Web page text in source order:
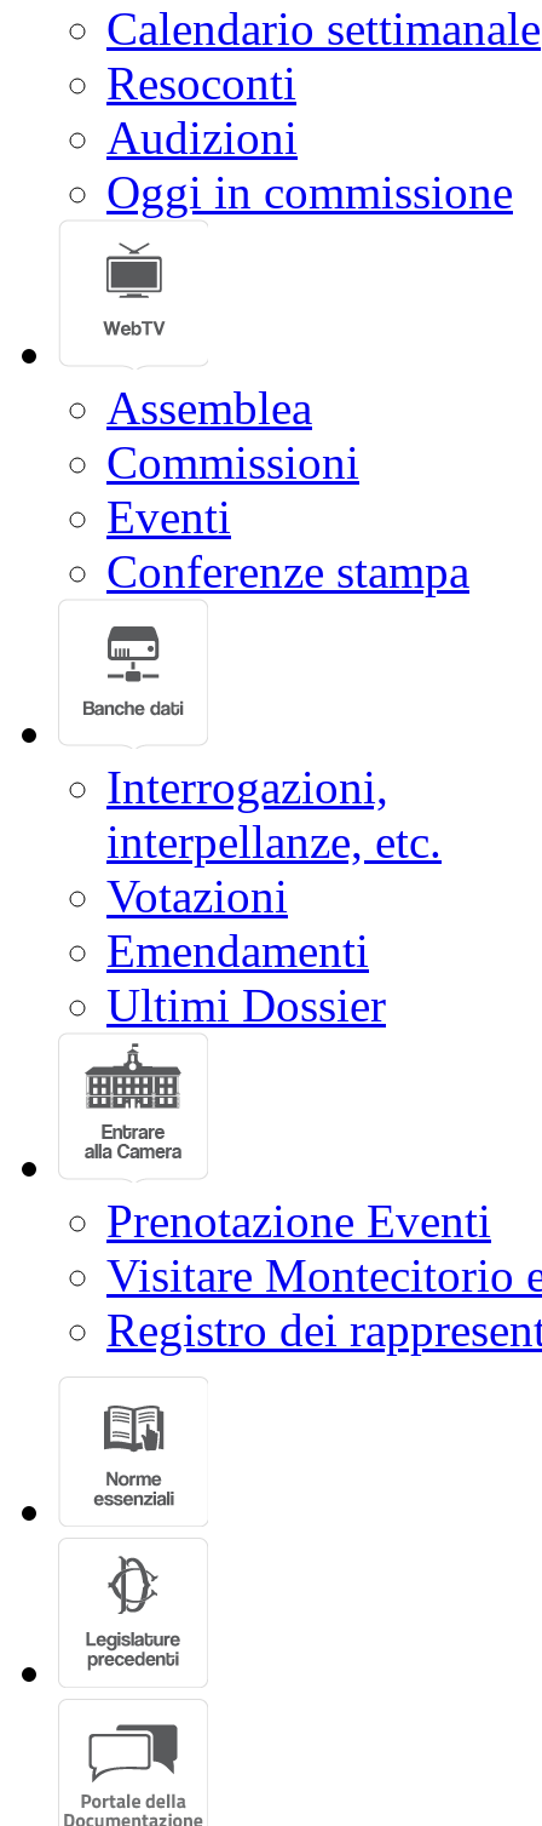
Calendario settimanale
Resoconti
Audizioni
Oggi in commissione
Assemblea
Commissioni
Eventi
Conferenze stampa
Interrogazioni,
interpellanze, etc.
Votazioni
Emendamenti
Ultimi Dossier
Prenotazione Eventi
Visitare Montecitorio
Registro dei